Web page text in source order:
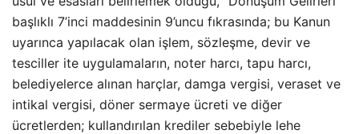
başlıklı 7’inci maddesinin 9’uncu fıkrasında; bu Kanun
uyarınca yapılacak olan işlem, sözleşme, devir ve
tesciller ite uygulamaların, noter harcı, tapu harcı,
belediyelerce alınan harçlar, damga vergisi, veraset ve
intikal vergisi, döner sermaye ücreti ve diğer
ücretlerden; kullandırılan krediler sebebiyle lehe